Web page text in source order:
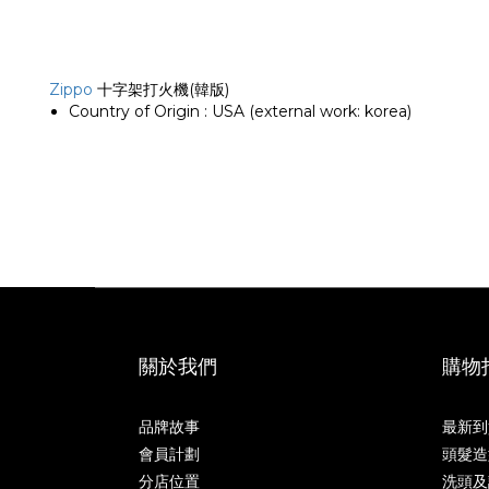
Zippo 十字架打火機(韓版)
Country of Origin : USA (external work: korea)
關於我們
品牌故事
會員計劃
分店位置
購物
最新
頭髮
洗頭